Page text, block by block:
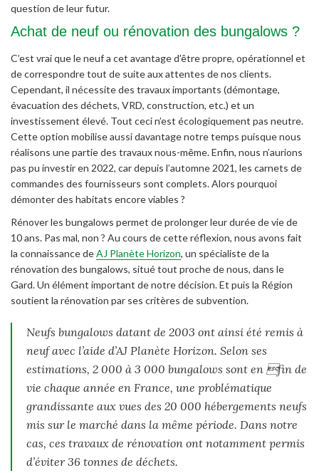
question de leur futur.
Achat de neuf ou rénovation des bungalows ?
C’est vrai que le neuf a cet avantage d’être propre, opérationnel et
de correspondre tout de suite aux attentes de nos clients.
Cependant, il nécessite des travaux importants (démontage,
évacuation des déchets, VRD, construction, etc.) et un
investissement élevé. Tout ceci n’est écologiquement pas neutre.
Cette option mobilise aussi davantage notre temps puisque nous
réalisons une partie des travaux nous-même. Enfin, nous n’aurions
pas pu investir en 2022, car depuis l’automne 2021, les carnets de
commandes des fournisseurs sont complets. Alors pourquoi
démonter des habitats encore viables ?
Rénover les bungalows permet de prolonger leur durée de vie de
10 ans. Pas mal, non ? Au cours de cette réflexion, nous avons fait
la connaissance deAJ Planète Horizon, un spécialiste de la
rénovation des bungalows, situé tout proche de nous, dans le
Gard. Un élément important de notre décision. Et puis la Région
soutient la rénovation par ses critères de subvention.
Neufs bungalows datant de 2003 ont ainsi été remis à
neuf avec l’aide d’AJ Planète Horizon. Selon ses
estimations, 2 000 à 3 000 bungalows sont en fin de
vie chaque année en France, une problématique
grandissante aux vues des 20 000 hébergements neufs
mis sur le marché dans la même période. Dans notre
cas, ces travaux de rénovation ont notamment permis
d’éviter 36 tonnes de déchets.